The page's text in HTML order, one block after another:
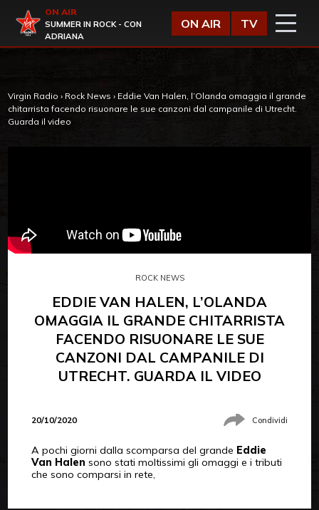
Virgin Radio
ON AIR
SUMMER IN ROCK - CON
ADRIANA
ON AIR TV
Virgin Radio › Rock News › Eddie Van Halen, l’Olanda omaggia il grande
chitarrista facendo risuonare le sue canzoni dal campanile di Utrecht.
Guarda il video
ROCK NEWS
EDDIE VAN HALEN, L’OLANDA
OMAGGIA IL GRANDE CHITARRISTA
FACENDO RISUONARE LE SUE
CANZONI DAL CAMPANILE DI
UTRECHT. GUARDA IL VIDEO
20/10/2020 Condividi
A pochi giorni dalla scomparsa del grande Eddie
Van Halen sono stati moltissimi gli omaggi e i tributi
che sono comparsi in rete,